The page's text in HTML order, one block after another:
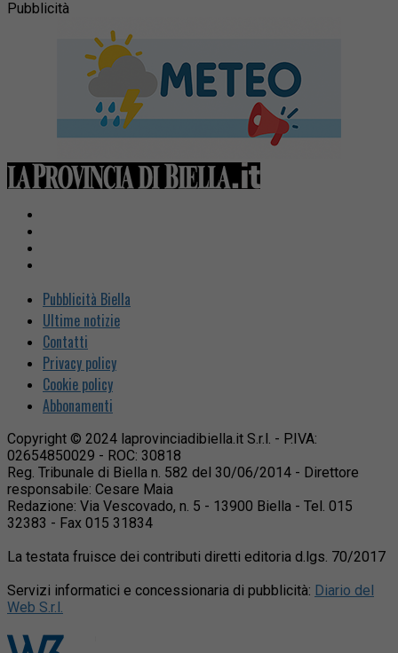
Pubblicità
Pubblicità Biella
Ultime notizie
Contatti
Privacy policy
Cookie policy
Abbonamenti
Copyright © 2024 laprovinciadibiella.it S.r.l. - P.IVA:
02654850029 - ROC: 30818
Reg. Tribunale di Biella n. 582 del 30/06/2014 - Direttore
responsabile: Cesare Maia
Redazione: Via Vescovado, n. 5 - 13900 Biella - Tel. 015
32383 - Fax 015 31834
La testata fruisce dei contributi diretti editoria d.lgs. 70/2017
Servizi informatici e concessionaria di pubblicità: Diario del
Web S.r.l.